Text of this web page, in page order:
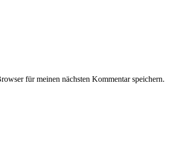
für meinen nächsten Kommentar speichern.